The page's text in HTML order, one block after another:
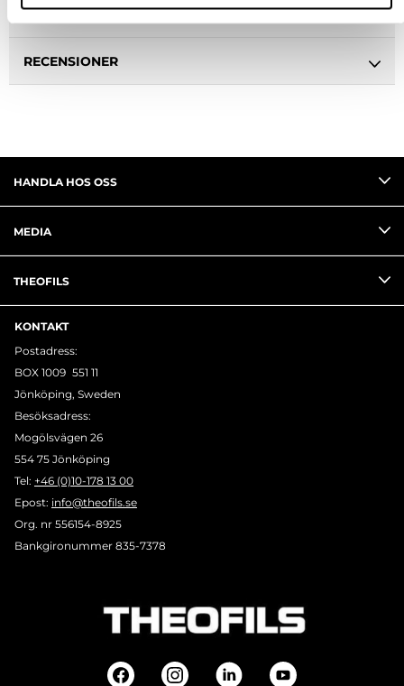
FRÅGA OM PRODUKT
RECENSIONER
HANDLA HOS OSS
MEDIA
THEOFILS
KONTAKT
Postadress:
BOX 1009 551 11
Jönköping, Sweden
Besöksadress:
Mogölsvägen 26
554 75 Jönköping
Tel: +46 (0)10-178 13 00
Epost: info@theofils.se
Org. nr 556154-8925
Bankgironummer 835-7378